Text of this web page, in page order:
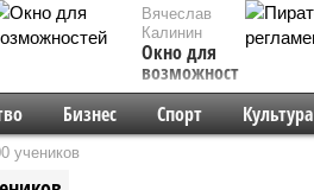
Вячеслав
Калинин
Окно для
возможностей
Бизнес Спорт Культура
учеников